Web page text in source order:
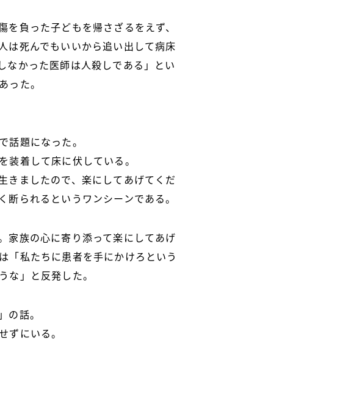
を負った子どもを帰さざるをえず、
は死んでもいいから追い出して病床
なかった医師は人殺しである」とい
った。
話題になった。
装着して床に伏している。
きましたので、楽にしてあげてくだ
断られるというワンシーンである。
家族の心に寄り添って楽にしてあげ
「私たちに患者を手にかけろという
な」と反発した。
の話。
ずにいる。